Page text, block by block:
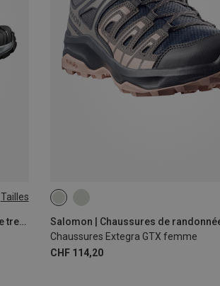
Tailles
Salomon | Chaussures de randonnée et de trekking
Chaussures Extegra GTX femme
CHF 114,20
37 38